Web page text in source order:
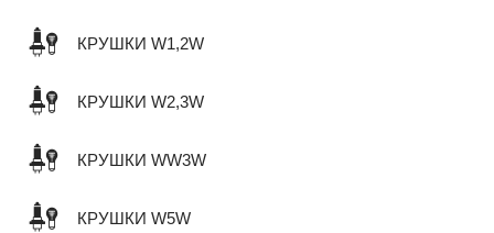
КРУШКИ W1,2W
КРУШКИ W2,3W
КРУШКИ WW3W
КРУШКИ W5W